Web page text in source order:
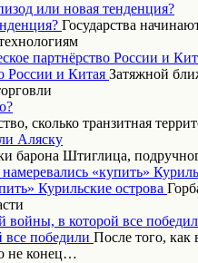
или новая тенденция?
Государства
партнёрство России и
Затяжной
сколько транзитная
Аляску
барона Штиглица,
«купить»
войны, в которой все
После того, как
не конец…